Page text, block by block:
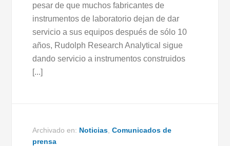
pesar de que muchos fabricantes de
instrumentos de laboratorio dejan de dar
servicio a sus equipos después de sólo 10
años, Rudolph Research Analytical sigue
dando servicio a instrumentos construidos
[...]
Archivado en: Noticias ,Comunicados de
prensa